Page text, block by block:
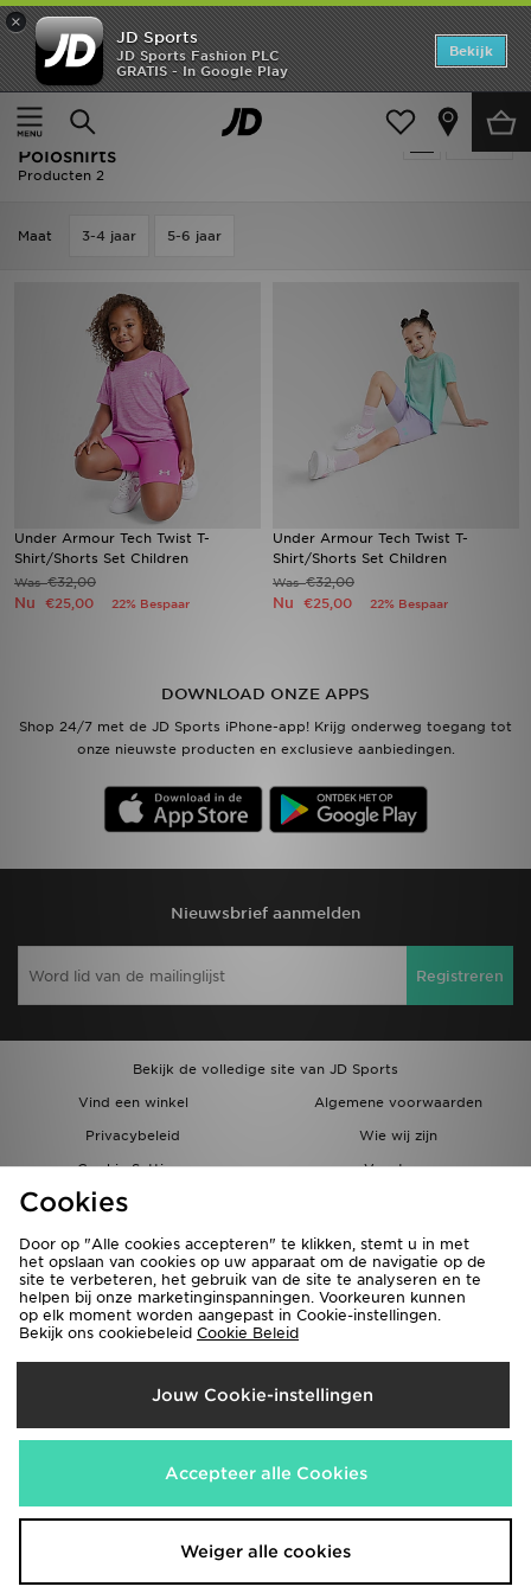
×
JD Sports
JD Sports Fashion PLC
GRATIS - In Google Play
Bekijk
Thuis
Kids Kinderkleding (3-7 jaar) T-shirts & Poloshirts
Kids - Under Armour T-shirts &
Poloshirts
Producten 2
Maat 3-4 jaar 5-6 jaar
Under Armour Tech Twist T-
Shirt/Shorts Set Children
Was€32,00
Nu €25,00 22% Bespaar
Under Armour Tech Twist T-
Shirt/Shorts Set Children
Was€32,00
Nu €25,00 22% Bespaar
DOWNLOAD ONZE APPS
Shop 24/7 met de JD Sports iPhone-app! Krijg onderweg toegang tot
onze nieuwste producten en exclusieve aanbiedingen.
Nieuwsbrief aanmelden
Registreren
Bekijk de volledige site van JD Sports
Vind een winkel
Algemene voorwaarden
Privacybeleid
Wie wij zijn
Cookie Settings
Vacatures
Bestellingen en Levering
Verzenden Naar
België
Wij accepteren de volgende betaalmethoden
Bezoek onze bedrijfswebsite www.jdplc.com
Home
Offers
New In
Collecties
Merken
Vind een winkel
Klantenservice
Download de app
Cookies
Door op "Alle cookies accepteren" te klikken, stemt u in met
het opslaan van cookies op uw apparaat om de navigatie op de
site te verbeteren, het gebruik van de site te analyseren en te
helpen bij onze marketinginspanningen. Voorkeuren kunnen
op elk moment worden aangepast in Cookie-instellingen.
Bekijk ons cookiebeleid Cookie Beleid
Jouw Cookie-instellingen
Accepteer alle Cookies
Weiger alle cookies